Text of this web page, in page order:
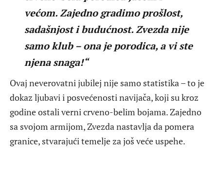
većom. Zajedno gradimo prošlost,
sadašnjost i budućnost. Zvezda nije
samo klub – ona je porodica, a vi ste
njena snaga!“
Ovaj neverovatni jubilej nije samo statistika – to je
dokaz ljubavi i posvećenosti navijača, koji su kroz
godine ostali verni crveno-belim bojama. Zajedno
sa svojom armijom, Zvezda nastavlja da pomera
granice, stvarajući temelje za još veće uspehe.